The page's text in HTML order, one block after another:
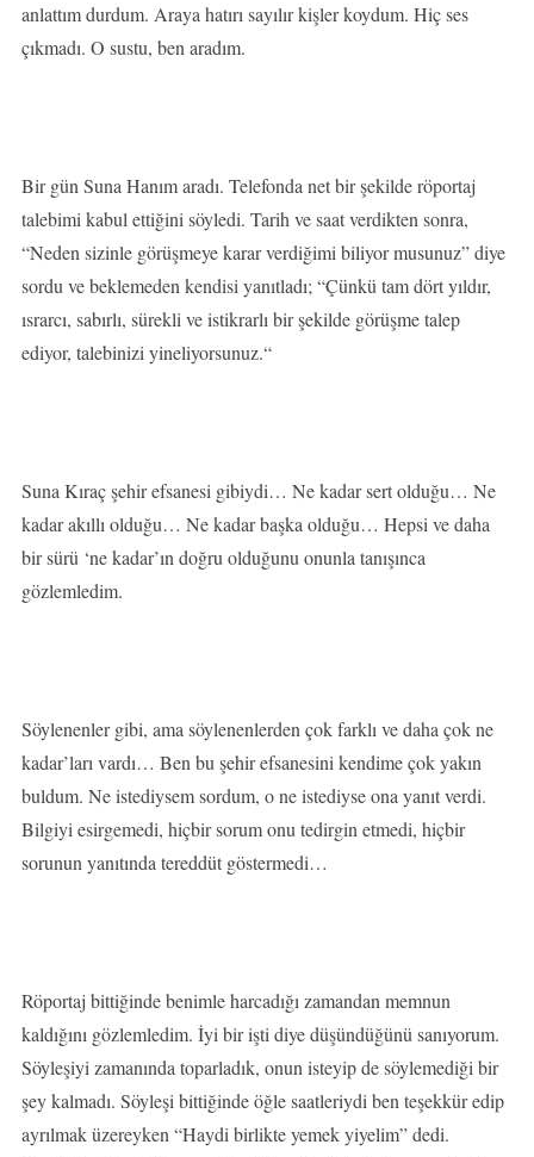
anlattım durdum. Araya hatırı sayılır kişler koydum. Hiç ses
çıkmadı. O sustu, ben aradım.
Bir gün Suna Hanım aradı. Telefonda net bir şekilde röportaj
talebimi kabul ettiğini söyledi. Tarih ve saat verdikten sonra,
“Neden sizinle görüşmeye karar verdiğimi biliyor musunuz” diye
sordu ve beklemeden kendisi yanıtladı; “Çünkü tam dört yıldır,
ısrarcı, sabırlı, sürekli ve istikrarlı bir şekilde görüşme talep
ediyor, talebinizi yineliyorsunuz.“
Suna Kıraç şehir efsanesi gibiydi… Ne kadar sert olduğu… Ne
kadar akıllı olduğu… Ne kadar başka olduğu… Hepsi ve daha
bir sürü ‘ne kadar’ın doğru olduğunu onunla tanışınca
gözlemledim.
Söylenenler gibi, ama söylenenlerden çok farklı ve daha çok ne
kadar’ları vardı… Ben bu şehir efsanesini kendime çok yakın
buldum. Ne istediysem sordum, o ne istediyse ona yanıt verdi.
Bilgiyi esirgemedi, hiçbir sorum onu tedirgin etmedi, hiçbir
sorunun yanıtında tereddüt göstermedi…
Röportaj bittiğinde benimle harcadığı zamandan memnun
kaldığını gözlemledim. İyi bir işti diye düşündüğünü sanıyorum.
Söyleşiyi zamanında toparladık, onun isteyip de söylemediği bir
şey kalmadı. Söyleşi bittiğinde öğle saatleriydi ben teşekkür edip
ayrılmak üzereyken “Haydi birlikte yemek yiyelim” dedi.